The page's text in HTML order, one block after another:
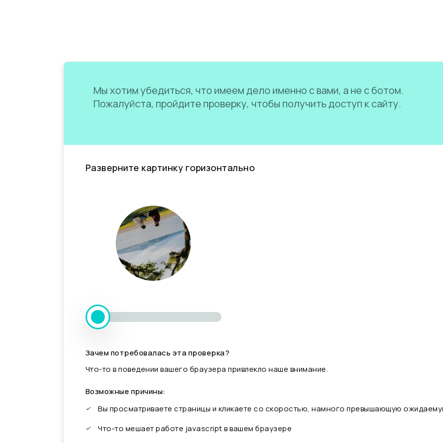
Мы хотим убедиться, что имеем дело именно с вами, а не с ботом.
Пожалуйста, пройдите проверку, чтобы получить доступ к сайту.
Разверните картинку горизонтально
Зачем потребовалась эта проверка?
Что-то в поведении вашего браузера привлекло наше внимание.
Возможные причины:
Вы просматриваете страницы и кликаете со скоростью, намного превышающую
Что-то мешает работе javascript в вашем браузере